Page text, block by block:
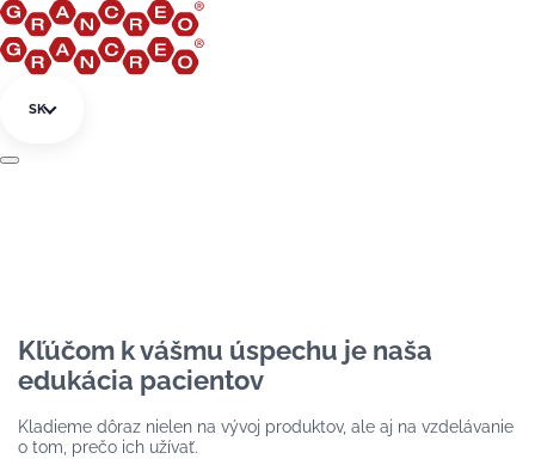
Preskočiť na obsah
SK
Kľúčom k vášmu úspechu je naša
edukácia pacientov
Kladieme dôraz nielen na vývoj produktov, ale aj na vzdelávanie
o tom, prečo ich užívať.